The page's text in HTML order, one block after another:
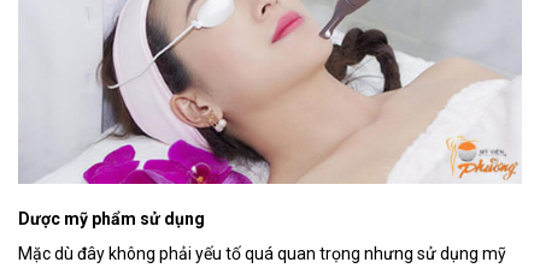
Dược mỹ phẩm sử dụng
Mặc dù đây không phải yếu tố quá quan trọng nhưng sử dụng mỹ